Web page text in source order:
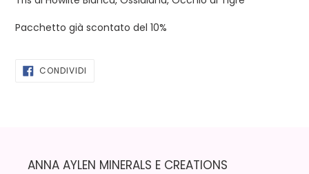
Pacchetto già scontato del 10%
CONDIVIDI
ANNA AYLEN MINERALS E CREATIONS